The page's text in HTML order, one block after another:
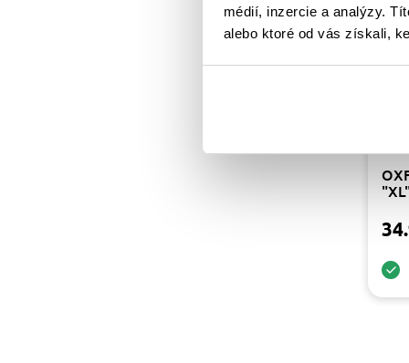
médií, inzercie a analýzy.
alebo ktoré od vás získali,